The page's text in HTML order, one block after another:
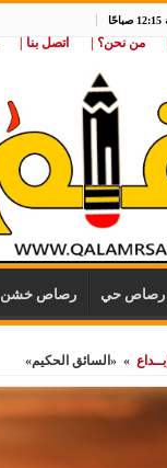
من نحن؟ | اتصل بنا |
رصاص حي رصاص خشن
إبــداع » «السائق الحكيم»